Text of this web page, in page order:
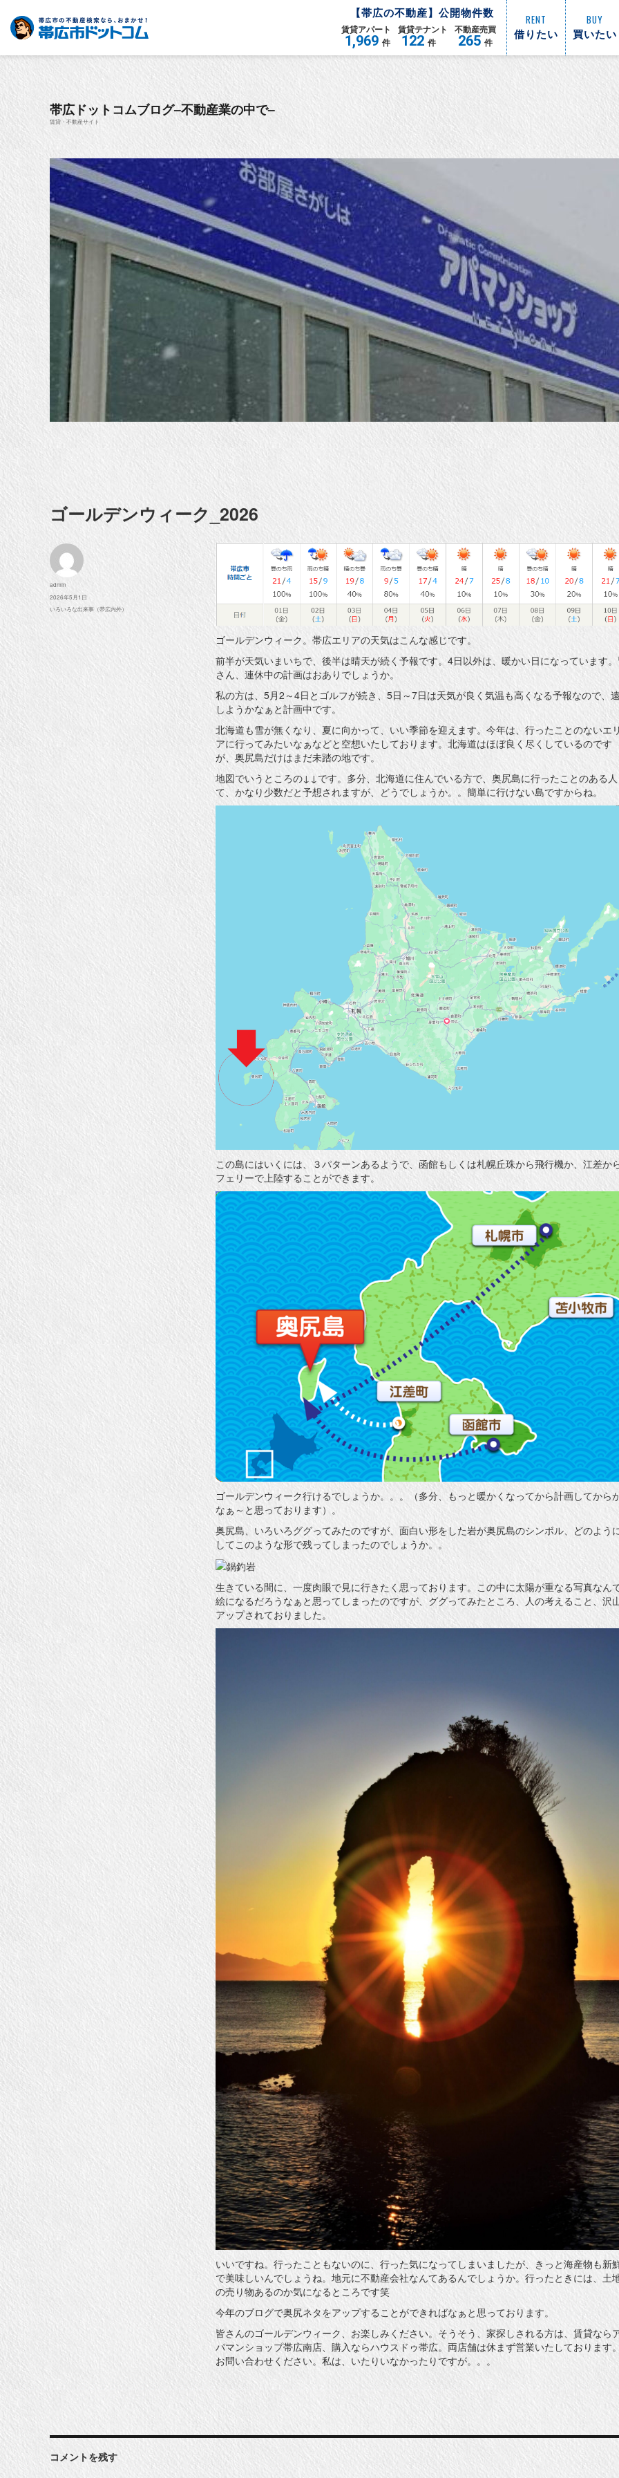
【帯広の不動産】公開物件数
賃貸アパート
1,969 件
賃貸テナント
122 件
不動産売買
265 件
RENT
借りたい
BUY
買いたい
帯広ドットコムブログ–不動産業の中で–
賃貸・不動産サイト
ゴールデンウィーク_2026
ゴールデンウィーク。帯広エリアの天気はこんな感じです。
前半が天気いまいちで、後半は晴天が続く予報です。4日以外は、暖かい日になっています
さん、連休中の計画はおありでしょうか。
私の方は、5月2～4日とゴルフが続き、5日～7日は天気が良く気温も高くなる予報なので、
しようかなぁと計画中です。
北海道も雪が無くなり、夏に向かって、いい季節を迎えます。今年は、行ったことのないエ
アに行ってみたいなぁなどと空想いたしております。北海道はほぼ良く尽くしているのです
が、奥尻島だけはまだ未踏の地です。
地図でいうところの↓↓です。多分、北海道に住んでいる方で、奥尻島に行ったことのある
て、かなり少数だと予想されますが、どうでしょうか。。簡単に行けない島ですからね。
この島にはいくには、３パターンあるようで、函館もしくは札幌丘珠から飛行機か、江差か
フェリーで上陸することができます。
ゴールデンウィーク行けるでしょうか。。。（多分、もっと暖かくなってから計画してから
なぁ～と思っております）。
奥尻島、いろいろググってみたのですが、面白い形をした岩が奥尻島のシンボル、どのよう
してこのような形で残ってしまったのでしょうか。。
生きている間に、一度肉眼で見に行きたく思っております。この中に太陽が重なる写真なん
絵になるだろうなぁと思ってしまったのですが、ググってみたところ、人の考えること、沢
アップされておりました。
いいですね。行ったこともないのに、行った気になってしまいましたが、きっと海産物も新
で美味しいんでしょうね。地元に不動産会社なんてあるんでしょうか。行ったときには、土
の売り物あるのか気になるところです笑
今年のブログで奥尻ネタをアップすることができればなぁと思っております。
皆さんのゴールデンウィーク、お楽しみください。そうそう、家探しされる方は、賃貸なら
パマンショップ帯広南店、購入ならハウスドゥ帯広。両店舗は休まず営業いたしております
お問い合わせください。私は、いたりいなかったりですが。。。
投
者
admin
投
日:
2026年5月1日
カ
いろいろな出来事（帯広内外）
コメントを残す